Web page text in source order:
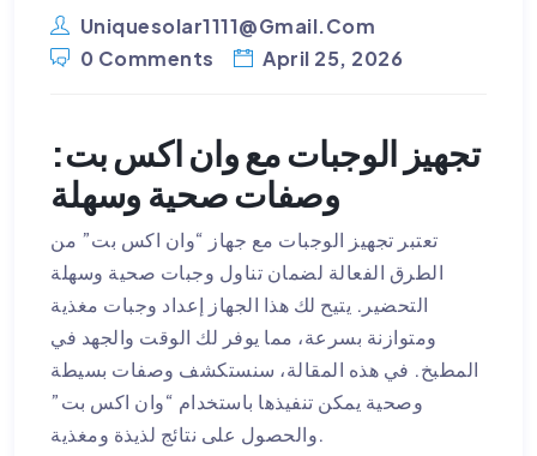
Uniquesolar1111@gmail.com
0 Comments
April 25, 2026
تجهيز الوجبات مع وان اكس بت:
وصفات صحية وسهلة
تعتبر تجهيز الوجبات مع جهاز “وان اكس بت” من
الطرق الفعالة لضمان تناول وجبات صحية وسهلة
التحضير. يتيح لك هذا الجهاز إعداد وجبات مغذية
ومتوازنة بسرعة، مما يوفر لك الوقت والجهد في
المطبخ. في هذه المقالة، سنستكشف وصفات بسيطة
وصحية يمكن تنفيذها باستخدام “وان اكس بت”
والحصول على نتائج لذيذة ومغذية.